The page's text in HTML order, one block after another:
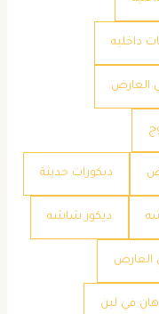
داخليه
العارض
ديكورات حديثة
ديكور شاشه
العارض
في لبن